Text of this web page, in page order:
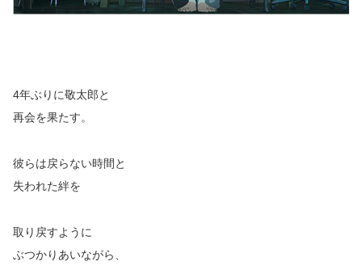
4年ぶりに敬太郎と
再会を果たす。
彼らは戻らない時間と
失われた絆を
取り戻すように
ぶつかりあいながら、